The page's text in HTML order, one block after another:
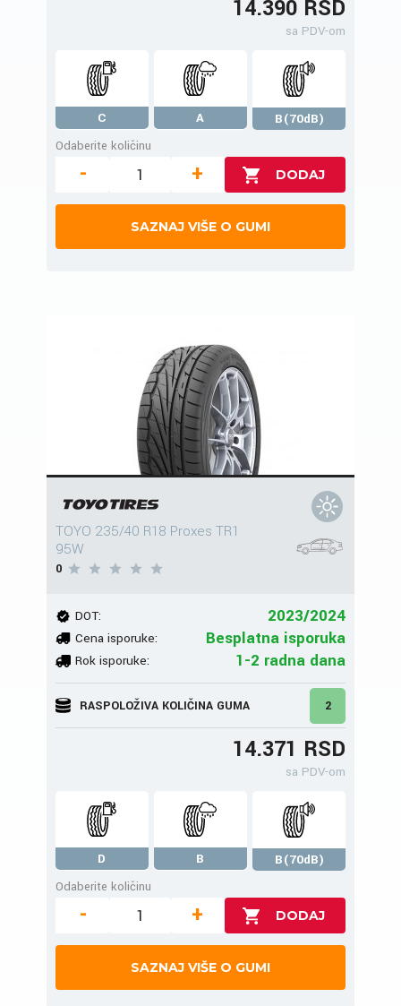
14.390 RSD
sa PDV-om
C A
B(70dB)
Odaberite količinu
- +
SAZNAJ VIŠE O GUMI
TOYO 235/40 R18 Proxes TR1
95W
0
DOT: 2023/2024
Cena isporuke: Besplatna isporuka
Rok isporuke: 1-2 radna dana
RASPOLOŽIVA KOLIČINA GUMA 2
14.371 RSD
sa PDV-om
D B
B(70dB)
Odaberite količinu
- +
SAZNAJ VIŠE O GUMI